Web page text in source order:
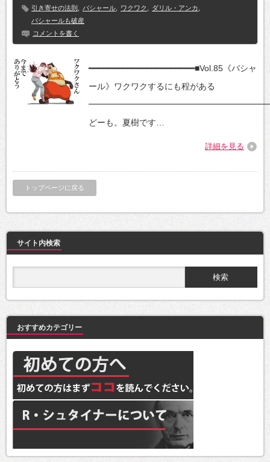
引き寄せの法則
バシャール ワクワク ダリル・アンカ
バシャールも破産
コメントを書く
━━━━━━━━━━━━━━━━━━━━━━■Vol.85《バシャ
ール》ワクワクするにも程がある
どーも。夏樹です…
詳細を見る
トップページに戻る
サイト内検索
おすすめカテゴリー